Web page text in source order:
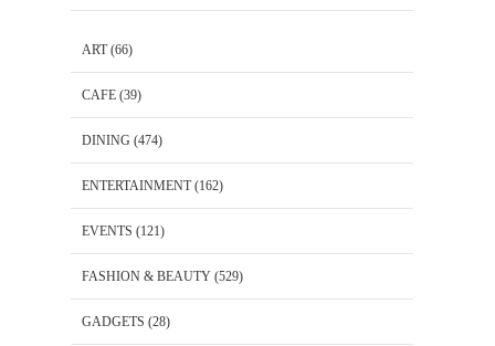
ART(66)
CAFE (39)
DINING (474)
ENTERTAINMENT(162)
EVENTS (121)
FASHION & BEAUTY (529)
GADGETS (28)